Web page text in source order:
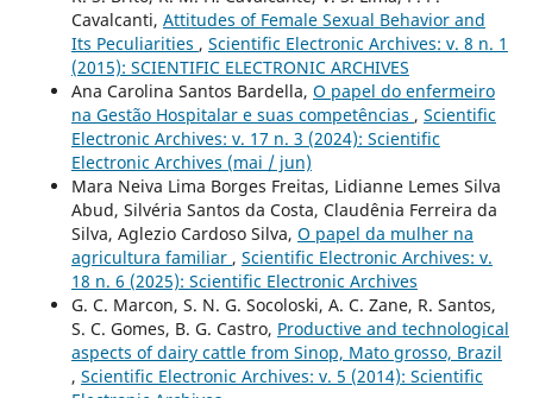
Cavalcanti, Attitudes of Female Sexual Behavior and
Its Peculiarities , Scientific Electronic Archives: v. 8 n. 1
(2015): SCIENTIFIC ELECTRONIC ARCHIVES
Ana Carolina Santos Bardella, O papel do enfermeiro
na Gestão Hospitalar e suas competências , Scientific
Electronic Archives: v. 17 n. 3 (2024): Scientific
Electronic Archives (mai / jun)
Mara Neiva Lima Borges Freitas, Lidianne Lemes Silva
Abud, Silvéria Santos da Costa, Claudênia Ferreira da
Silva, Aglezio Cardoso Silva, O papel da mulher na
agricultura familiar , Scientific Electronic Archives: v.
18 n. 6 (2025): Scientific Electronic Archives
G. C. Marcon, S. N. G. Socoloski, A. C. Zane, R. Santos,
S. C. Gomes, B. G. Castro, Productive and technological
aspects of dairy cattle from Sinop, Mato grosso, Brazil
, Scientific Electronic Archives: v. 5 (2014): Scientific